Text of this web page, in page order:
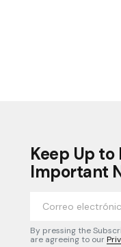
Keep Up
Important
By pressing the
are agreeing to our